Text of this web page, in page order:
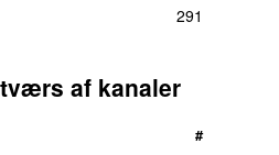
291
af kanaler
#